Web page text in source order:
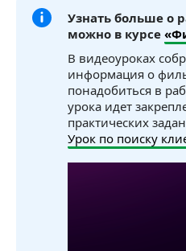
Узнать больше о
можно в курсе
В видеоуроках
информация о
понадобиться в
урока идет
практических
Урок по поиску